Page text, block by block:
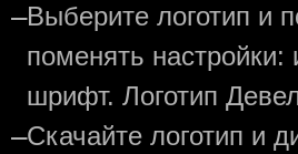
—Выберите логотип и
поменять настройки:
шрифт. Логотип
—Скачайте логотип и